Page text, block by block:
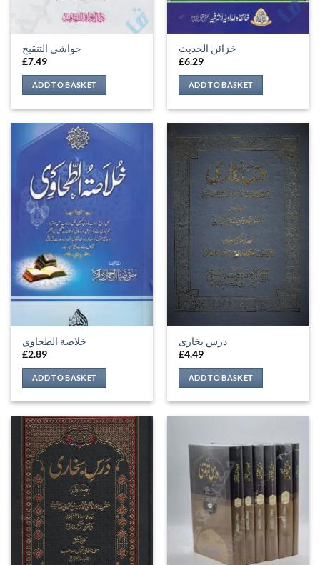
حواشي التنقيح
£7.49
ADD TO BASKET
خزائن الحدیث
£6.29
ADD TO BASKET
خلاصة الطحاوي
£2.89
ADD TO BASKET
درس بخاری
£4.49
ADD TO BASKET